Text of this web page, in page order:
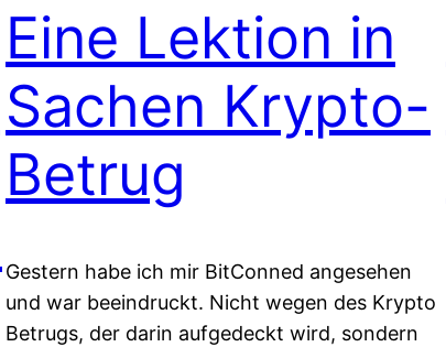
Eine Lektion in
Sachen Krypto-
Betrug
Gestern habe ich mir BitConned angesehen
und war beeindruckt. Nicht wegen des Krypto
Betrugs, der darin aufgedeckt wird, sondern